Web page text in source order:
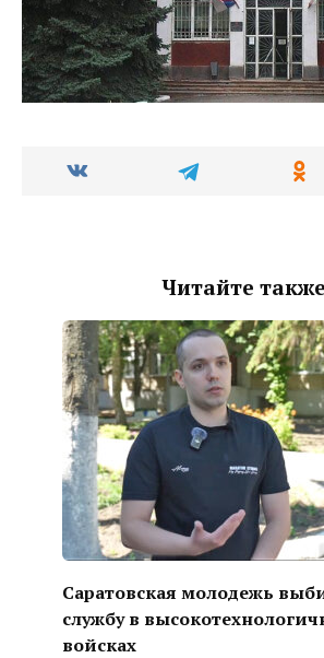
Читайте также
Саратовская молодежь
службу в
войсках